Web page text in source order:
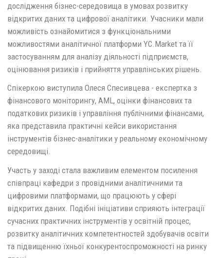
дослідження бізнес-середовища в умовах розвитку
відкритих даних та цифрової аналітики. Учасники мали
можливість ознайомитися з функціональними
можливостями аналітичної платформи YC.Market та її
застосуванням для аналізу діяльності підприємств,
оцінювання ризиків і прийняття управлінських рішень.
Спікеркою виступила Олеся Спесивцева - експертка з
фінансового моніторингу, AML, оцінки фінансових та
податкових ризиків і управління публічними фінансами,
яка представила практичні кейси використання
інструментів бізнес-аналітики у реальному економічному
середовищі.
Участь у заході стала важливим елементом посилення
співпраці кафедри з провідними аналітичними та
цифровими платформами, що працюють у сфері
відкритих даних. Подібні ініціативи сприяють інтеграції
сучасних практичних інструментів у освітній процес,
розвитку аналітичних компетентностей здобувачів освіти
та підвищенню їхньої конкурентоспроможності на ринку